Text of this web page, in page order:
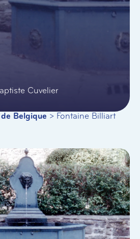
Cuvelier
Belgique > Fontaine Billiart